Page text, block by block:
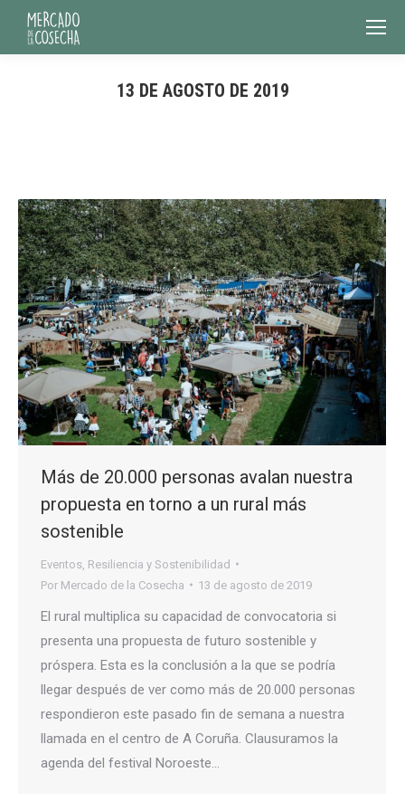
13 DE AGOSTO DE 2019
Más de 20.000 personas avalan nuestra
propuesta en torno a un rural más
sostenible
Eventos Resiliencia y Sostenibilidad
Por Mercado de la Cosecha 13 de agosto de 2019
El rural multiplica su capacidad de convocatoria si
presenta una propuesta de futuro sostenible y
próspera. Esta es la conclusión a la que se podría
llegar después de ver como más de 20.000 personas
respondieron este pasado fin de semana a nuestra
llamada en el centro de A Coruña. Clausuramos la
agenda del festival Noroeste…